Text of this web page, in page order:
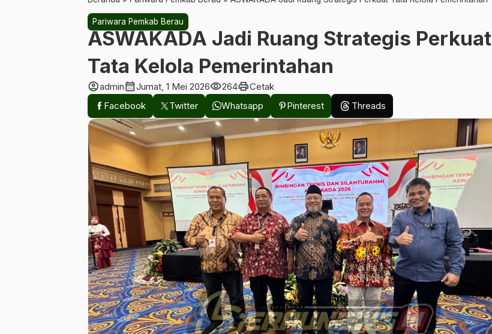
Pariwara Pemkab Berau
ASWAKADA Jadi Ruang Strategis Perkuat
Tata Kelola Pemerintahan
account_circleadmincalendar_monthJumat, 1 Mei 2026visibility264printCetak
Facebook
Twitter Whatsapp Pinterest Threads